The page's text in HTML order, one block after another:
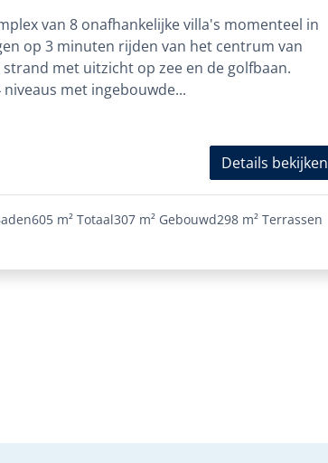
van 8 onafhankelijke villa's momenteel in
op 3 minuten rijden van het centrum van
met uitzicht op zee en de golfbaan.
met ingebouwde...
Details bekijken
605 m² Totaal307 m² Gebouwd298 m² Terrassen